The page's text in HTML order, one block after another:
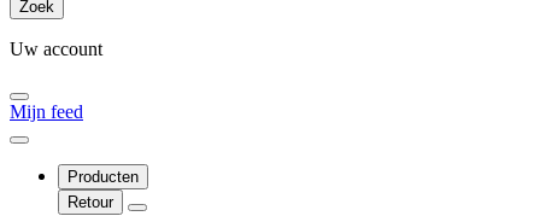
Uw account
Mijn feed
Producten
Retour